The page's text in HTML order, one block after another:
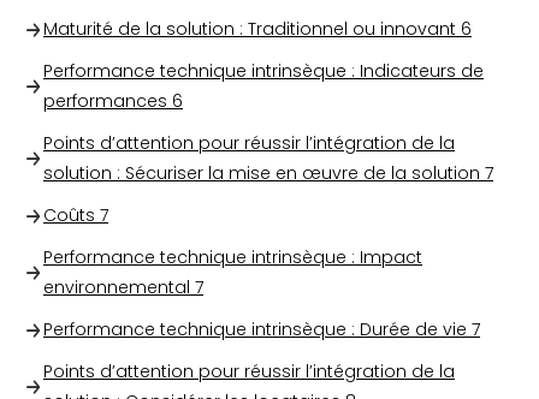
Maturité de la solution : Traditionnel ou innovant 6
Performance technique intrinsèque : Indicateurs de
performances 6
Points d’attention pour réussir l’intégration de la
solution : Sécuriser la mise en œuvre de la solution 7
Coûts 7
Performance technique intrinsèque : Impact
environnemental 7
Performance technique intrinsèque : Durée de vie 7
Points d’attention pour réussir l’intégration de la